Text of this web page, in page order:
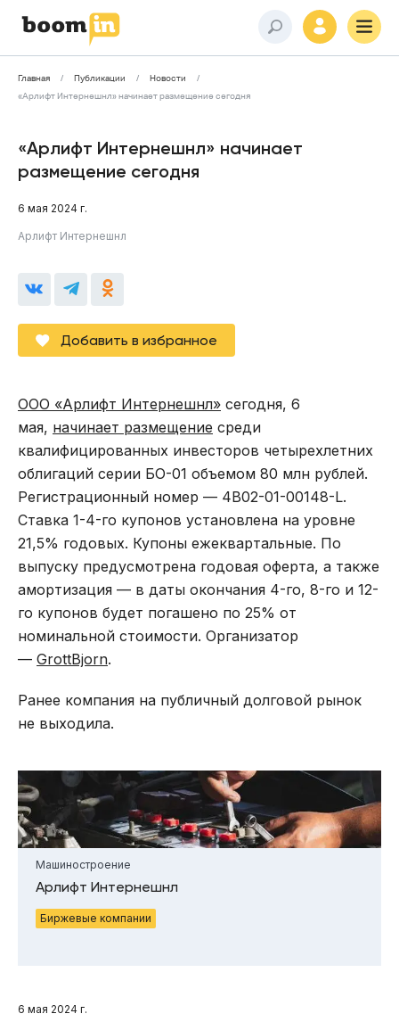
Главная Публикации
Новости
«Арлифт Интернешнл» начинает размещение сегодня
«Арлифт Интернешнл» начинает
размещение сегодня
6 мая 2024 г.
Арлифт Интернешнл
Добавить в избранное
ООО «Арлифт Интернешнл» сегодня, 6
мая, начинает размещение среди
квалифицированных инвесторов четырехлетних
облигаций серии БО-01 объемом 80 млн рублей.
Регистрационный номер — 4B02-01-00148-L.
Ставка 1-4-го купонов установлена на уровне
21,5% годовых. Купоны ежеквартальные. По
выпуску предусмотрена годовая оферта, а также
амортизация — в даты окончания 4-го, 8-го и 12-
го купонов будет погашено по 25% от
номинальной стоимости. Организатор
— GrottBjorn.
Ранее компания на публичный долговой рынок
не выходила.
Машиностроение
Арлифт Интернешнл
Биржевые компании
6 мая 2024 г.